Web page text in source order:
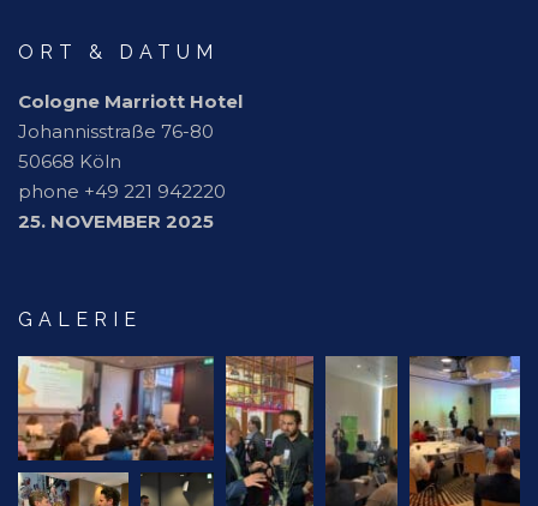
ORT & DATUM
Cologne Marriott Hotel
Johannisstraße 76-80
50668 Köln
phone +49 221 942220
25. NOVEMBER 2025
GALERIE